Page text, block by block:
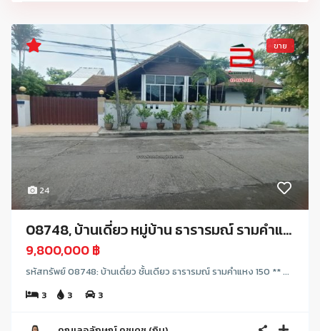
24
ขาย
08748, บ้านเดี่ยว หมู่บ้าน ธารารมณ์ รามคําแ...
9,800,000 ฿
รหัสทรัพย์ 08748: บ้านเดี่ยว ชั้นเดียว ธารารมณ์ รามคําแหง 150 ** ...
3
3 3